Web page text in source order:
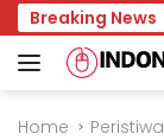
Skip
to
content
Breaking News
Mahasiswa Baru
Home Peristiwa